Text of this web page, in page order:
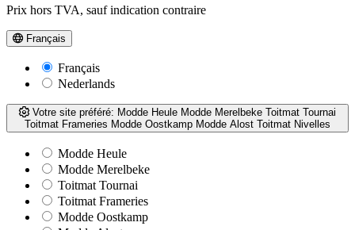
Prix hors TVA, sauf indication contraire
Français
Français
Nederlands
Votre site préféré: Modde Heule Modde Merelbeke Toitmat Tournai
Toitmat Frameries Modde Oostkamp Modde Alost Toitmat Nivelles
Modde Heule
Modde Merelbeke
Toitmat Tournai
Toitmat Frameries
Modde Oostkamp